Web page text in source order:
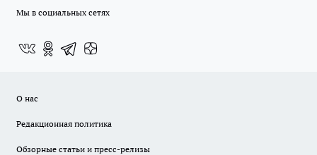
Мы в социальных сетях
О нас
Редакционная политика
Обзорные статьи и пресс-релизы